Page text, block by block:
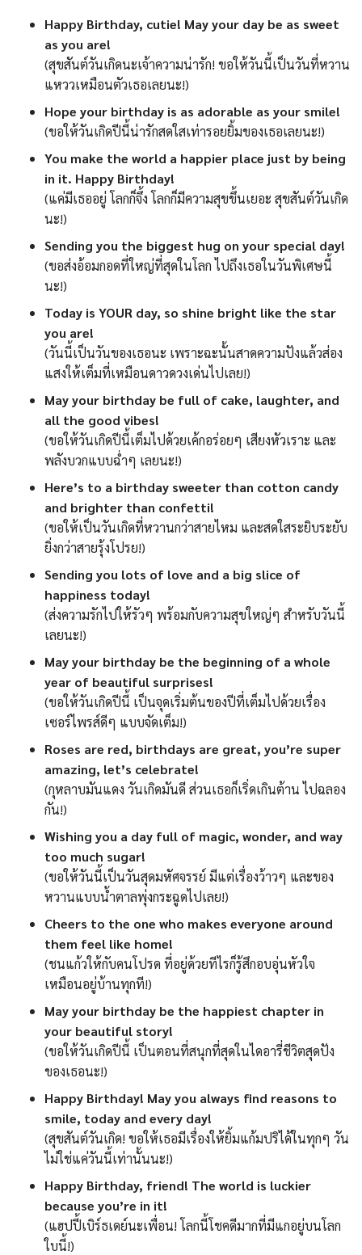
Happy Birthday, cutie! May your day be as sweet
as you are!
(สุขสันต์วันเกิดนะเจ้าความน่ารัก! ขอให้วันนี้เป็นวันที่หวาน
แหววเหมือนตัวเธอเลยนะ!)
Hope your birthday is as adorable as your smile!
(ขอให้วันเกิดปีนี้น่ารักสดใสเท่ารอยยิ้มของเธอเลยนะ!)
You make the world a happier place just by being
in it. Happy Birthday!
(แค่มีเธออยู่ โลกก็จึ้ง โลกก็มีความสุขขึ้นเยอะ สุขสันต์วันเกิด
นะ!)
Sending you the biggest hug on your special day!
(ขอส่งอ้อมกอดที่ใหญ่ที่สุดในโลก ไปถึงเธอในวันพิเศษนี้
นะ!)
Today is YOUR day, so shine bright like the star
you are!
(วันนี้เป็นวันของเธอนะ เพราะฉะนั้นสาดความปังแล้วส่อง
แสงให้เต็มที่เหมือนดาวดวงเด่นไปเลย!)
May your birthday be full of cake, laughter, and
all the good vibes!
(ขอให้วันเกิดปีนี้เต็มไปด้วยเค้กอร่อยๆ เสียงหัวเราะ และ
พลังบวกแบบฉ่ำๆ เลยนะ!)
Here’s to a birthday sweeter than cotton candy
and brighter than confetti!
(ขอให้เป็นวันเกิดที่หวานกว่าสายไหม และสดใสระยิบระยับ
ยิ่งกว่าสายรุ้งโปรย!)
Sending you lots of love and a big slice of
happiness today!
(ส่งความรักไปให้รัวๆ พร้อมกับความสุขใหญ่ๆ สำหรับวันนี้
เลยนะ!)
May your birthday be the beginning of a whole
year of beautiful surprises!
(ขอให้วันเกิดปีนี้ เป็นจุดเริ่มต้นของปีที่เต็มไปด้วยเรื่อง
เซอร์ไพรส์ดีๆ แบบจัดเต็ม!)
Roses are red, birthdays are great, you’re super
amazing, let’s celebrate!
(กุหลาบมันแดง วันเกิดมันดี ส่วนเธอก็เริ่ดเกินต้าน ไปฉลอง
กัน!)
Wishing you a day full of magic, wonder, and way
too much sugar!
(ขอให้วันนี้เป็นวันสุดมหัศจรรย์ มีแต่เรื่องว้าวๆ และของ
หวานแบบน้ำตาลพุ่งกระฉูดไปเลย!)
Cheers to the one who makes everyone around
them feel like home!
(ชนแก้วให้กับคนโปรด ที่อยู่ด้วยทีไรก็รู้สึกอบอุ่นหัวใจ
เหมือนอยู่บ้านทุกที!)
May your birthday be the happiest chapter in
your beautiful story!
(ขอให้วันเกิดปีนี้ เป็นตอนที่สนุกที่สุดในไดอารี่ชีวิตสุดปัง
ของเธอนะ!)
Happy Birthday! May you always find reasons to
smile, today and every day!
(สุขสันต์วันเกิด! ขอให้เธอมีเรื่องให้ยิ้มแก้มปริได้ในทุกๆ วัน
ไม่ใช่แค่วันนี้เท่านั้นนะ!)
Happy Birthday, friend! The world is luckier
because you’re in it!
(แฮปปี้เบิร์ธเดย์นะเพื่อน! โลกนี้โชคดีมากที่มีแกอยู่บนโลก
ใบนี้!)